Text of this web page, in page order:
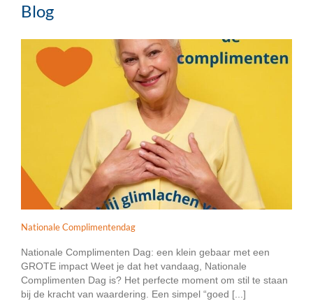
Blog
Nationale Complimentendag
Nationale Complimenten Dag: een klein gebaar met een
GROTE impact Weet je dat het vandaag, Nationale
Complimenten Dag is? Het perfecte moment om stil te staan
bij de kracht van waardering. Een simpel “goed [...]